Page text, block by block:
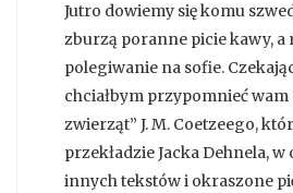
Jutro dowiemy się komu
zburzą poranne picie kawy, a
polegiwanie na sofie.
chciałbym przypomnieć wam
zwierząt” J. M. Coetzeego,
przekładzie Jacka Dehnela,
innych tekstów i okraszone